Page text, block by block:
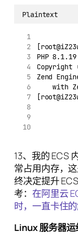
Plaintext
PHP
Copyright
Zend
with
13、我的 ECS
常占用内存，
终决定提升
考： 在阿里云
时，一直卡住
Linux 服务器